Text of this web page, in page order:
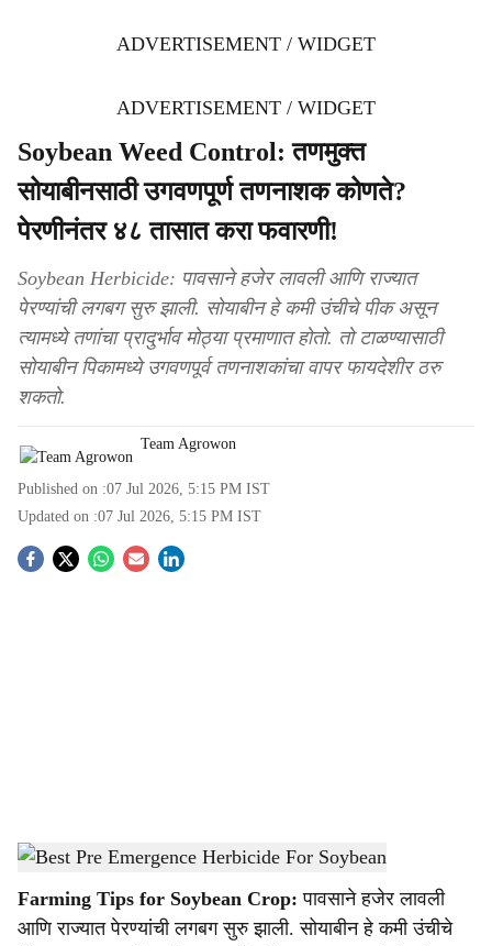
ADVERTISEMENT / WIDGET
ADVERTISEMENT / WIDGET
Soybean Weed Control: तणमुक्त
सोयाबीनसाठी उगवणपूर्ण तणनाशक कोणते?
पेरणीनंतर ४८ तासात करा फवारणी!
Soybean Herbicide: पावसाने हजेर लावली आणि राज्यात
पेरण्यांची लगबग सुरु झाली. सोयाबीन हे कमी उंचीचे पीक असून
त्यामध्ये तणांचा प्रादुर्भाव मोठ्या प्रमाणात होतो. तो टाळण्यासाठी
सोयाबीन पिकामध्ये उगवणपूर्व तणनाशकांचा वापर फायदेशीर ठरु
शकतो.
Team Agrowon
Published on :07 Jul 2026, 5:15 PM IST
Updated on :07 Jul 2026, 5:15 PM IST
S
a
Best Pre Emergence Herbicide For Soybean-Agrowon
Farming Tips for Soybean Crop: पावसाने हजेर लावली
आणि राज्यात पेरण्यांची लगबग सुरु झाली. सोयाबीन हे कमी उंचीचे